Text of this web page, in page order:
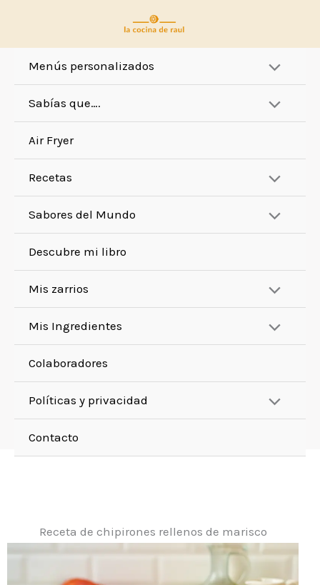
Menús personalizados
Sabías que….
Air Fryer
Recetas
Sabores del Mundo
Descubre mi libro
Mis zarrios
Mis Ingredientes
Colaboradores
Políticas y privacidad
Contacto
Receta de chipirones rellenos de marisco